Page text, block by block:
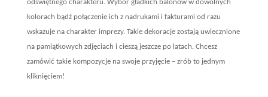
odświętnego charakteru. Wybór gładkich balonów w dowolnych
kolorach bądź połączenie ich z nadrukami i fakturami od razu
wskazuje na charakter imprezy. Takie dekoracje zostają uwiecznione
na pamiątkowych zdjęciach i cieszą jeszcze po latach. Chcesz
zamówić takie kompozycje na swoje przyjęcie – zrób to jednym
kliknięciem!